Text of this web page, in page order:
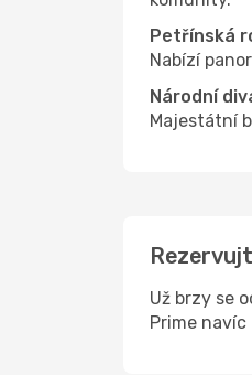
Petřínská
Nabízí
Národní
Majestátní
Už brzy se
Prime